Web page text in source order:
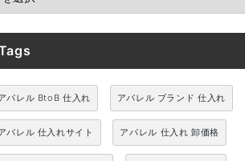
パレル BtoB 仕入れ アパレル ブランド 仕入れ
パレル 仕入れサイト アパレル 仕入れ 卸価格